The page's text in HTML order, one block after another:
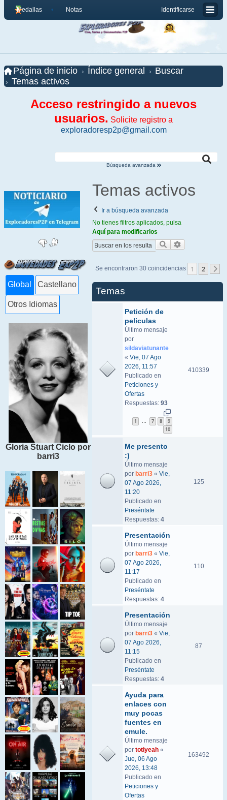
Identificarse
Medallas Notas
Página de inicio Índice general
Buscar
Temas activos
Acceso restringido a nuevos
usuarios. Solicite registro a
exploradoresp2p@gmail.com
Búsqueda avanzada
Global Castellano
Otros Idiomas
Gloria Stuart Ciclo por
barri3
Temas activos
Ir a búsqueda avanzada
No tienes filtros aplicados, pulsa
Aquí para modificarlos
Buscar
Se encontraron 30 coincidencias 1 2
Temas
Petición de
peliculas
Último mensaje
por
sildaviatunante
« Vie, 07 Ago
2026, 11:57
Publicado en
Peticiones y
Ofertas
Respuestas: 93
1 7 8
9
10
410339
Me presento
:)
Último mensaje
por barri3 « Vie,
07 Ago 2026,
11:20
Publicado en
Preséntate
Respuestas: 4
125
Presentación
Último mensaje
por barri3 « Vie,
07 Ago 2026,
11:17
Publicado en
Preséntate
Respuestas: 4
110
Presentación
Último mensaje
por barri3 « Vie,
07 Ago 2026,
11:15
Publicado en
Preséntate
Respuestas: 4
87
Ayuda para
enlaces con
muy pocas
fuentes en
emule.
Último mensaje
por totiyeah «
Jue, 06 Ago
2026, 13:48
Publicado en
Peticiones y
Ofertas
163492